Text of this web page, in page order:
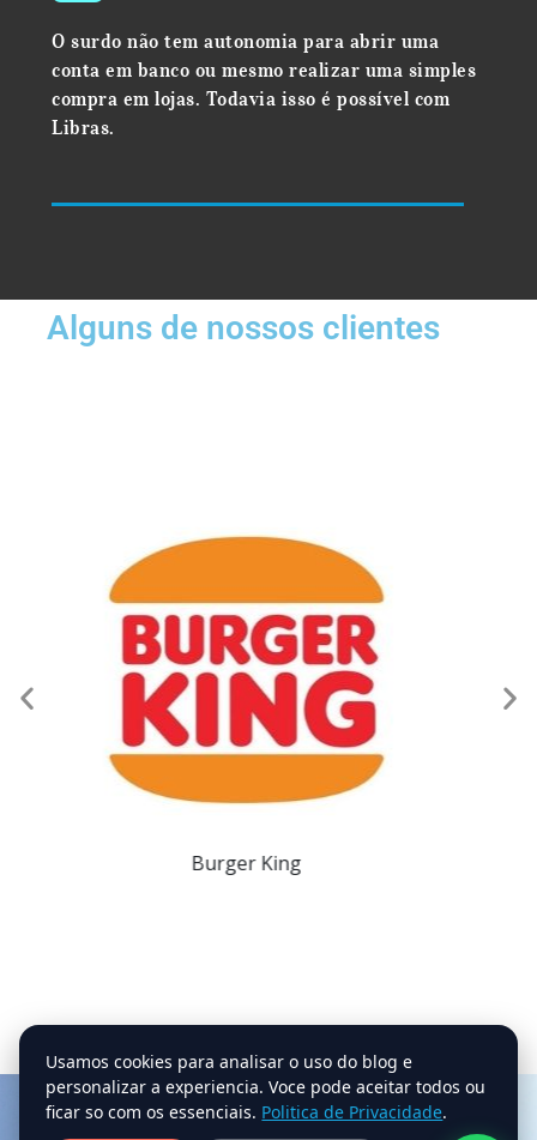
O surdo não tem autonomia para abrir uma
conta em banco ou mesmo realizar uma simples
compra em lojas. Todavia isso é possível com
Libras.
Alguns de nossos clientes
Escola de Magistratura do Estado do Rio de
Usamos cookies para analisar o uso do blog e
personalizar a experiencia. Voce pode aceitar todos ou
ficar so com os essenciais. Politica de Privacidade.